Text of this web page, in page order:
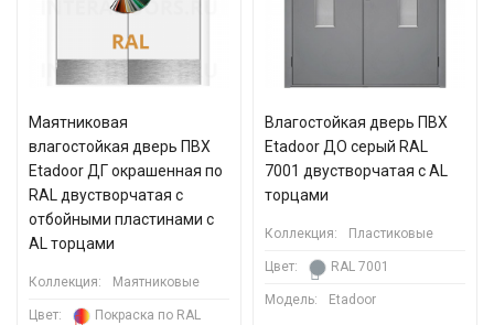
Маятниковая
влагостойкая дверь ПВХ
Etadoor ДГ окрашенная по
RAL двустворчатая с
отбойными пластинами с
AL торцами
Коллекция: Маятниковые
Цвет: Покраска по RAL
Влагостойкая дверь ПВХ
Etadoor ДО серый RAL
7001 двустворчатая с AL
торцами
Коллекция: Пластиковые
Цвет: RAL 7001
Модель: Etadoor